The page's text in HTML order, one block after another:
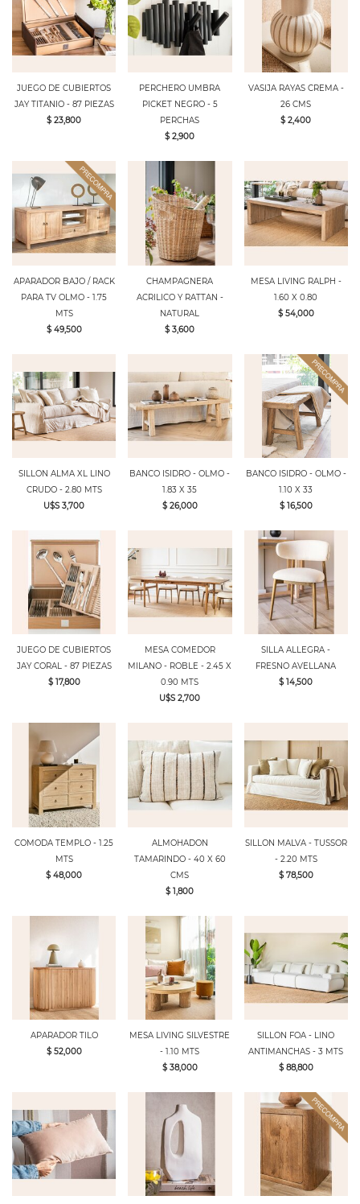
JUEGO DE CUBIERTOS
JAY TITANIO - 87 PIEZAS
$ 23,800
PERCHERO UMBRA
PICKET NEGRO - 5
PERCHAS
$ 2,900
VASIJA RAYAS CREMA -
26 CMS
$ 2,400
APARADOR BAJO / RACK
PARA TV OLMO - 1.75
MTS
$ 49,500
CHAMPAGNERA
ACRILICO Y RATTAN -
NATURAL
$ 3,600
MESA LIVING RALPH -
1.60 X 0.80
$ 54,000
SILLON ALMA XL LINO
CRUDO - 2.80 MTS
U$S 3,700
BANCO ISIDRO - OLMO -
1.83 X 35
$ 26,000
BANCO ISIDRO - OLMO -
1.10 X 33
$ 16,500
JUEGO DE CUBIERTOS
JAY CORAL - 87 PIEZAS
$ 17,800
MESA COMEDOR
MILANO - ROBLE - 2.45 X
0.90 MTS
U$S 2,700
SILLA ALLEGRA -
FRESNO AVELLANA
$ 14,500
COMODA TEMPLO - 1.25
MTS
$ 48,000
ALMOHADON
TAMARINDO - 40 X 60
CMS
$ 1,800
SILLON MALVA - TUSSOR
- 2.20 MTS
$ 78,500
APARADOR TILO
$ 52,000
MESA LIVING SILVESTRE
- 1.10 MTS
$ 38,000
SILLON FOA - LINO
ANTIMANCHAS - 3 MTS
$ 88,800